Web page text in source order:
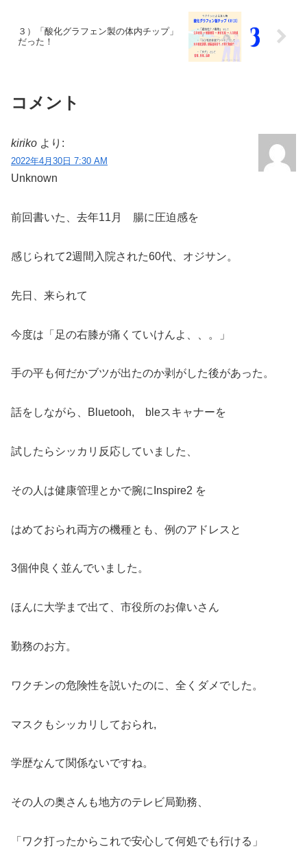
３）「酸化グラフェン製の体内チップ」
だった！
コメント
kiriko より:
2022年4月30日 7:30 AM
Unknown
前回書いた、去年11月 腸に圧迫感を
感じられて2週間入院された60代、オジサン。
先日、来られて
今度は「足の右膝が痛くていけんよ、、。」
手の平も何だかブツが出たのか剥がした後があった。
話をしながら、Bluetooh, bleスキャナーを
試したらシッカリ反応していました、
その人は健康管理とかで腕にInspire2 を
はめておられ両方の機種とも、例のアドレスと
3個仲良く並んでいました。
ほんに大学まで出て、市役所のお偉いさん
勤務のお方。
ワクチンの危険性を説いたのに、全くダメでした。
マスクもシッカリしておられ,
学歴なんて関係ないですね。
その人の奥さんも地方のテレビ局勤務、
「ワク打ったからこれで安心して何処でも行ける」